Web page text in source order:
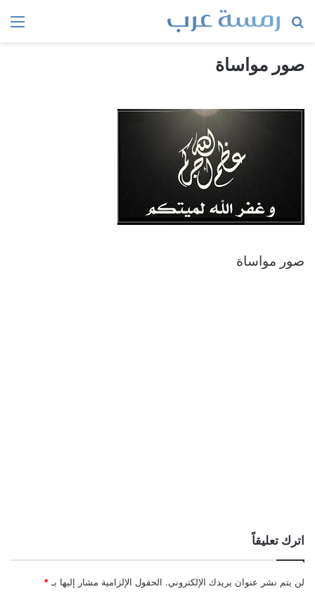
بحث
صور مواساة
صور مواساة
اترك تعليقاً
لن يتم نشر عنوان بريدك الإلكتروني. الحقول الإلزامية مشار إليها بـ *